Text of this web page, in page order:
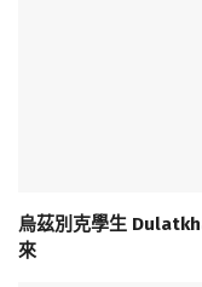
烏茲別克學生
來